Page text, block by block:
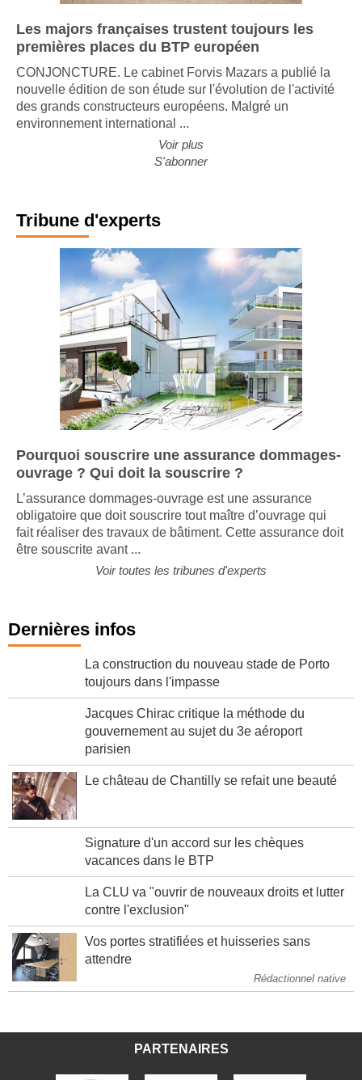
Les majors françaises trustent toujours les
premières places du BTP européen
CONJONCTURE. Le cabinet Forvis Mazars a publié la
nouvelle édition de son étude sur l'évolution de l'activité
des grands constructeurs européens. Malgré un
environnement international ...
Voir plus
S'abonner
Tribune d'experts
Pourquoi souscrire une assurance dommages-
ouvrage ? Qui doit la souscrire ?
L’assurance dommages-ouvrage est une assurance
obligatoire que doit souscrire tout maître d’ouvrage qui
fait réaliser des travaux de bâtiment. Cette assurance doit
être souscrite avant ...
Voir toutes les tribunes d'experts
Dernières infos
La construction du nouveau stade de Porto
toujours dans l'impasse
Jacques Chirac critique la méthode du
gouvernement au sujet du 3e aéroport
parisien
Le château de Chantilly se refait une beauté
Signature d'un accord sur les chèques
vacances dans le BTP
La CLU va "ouvrir de nouveaux droits et lutter
contre l'exclusion"
Vos portes stratifiées et huisseries sans
attendre
Rédactionnel native
PARTENAIRES